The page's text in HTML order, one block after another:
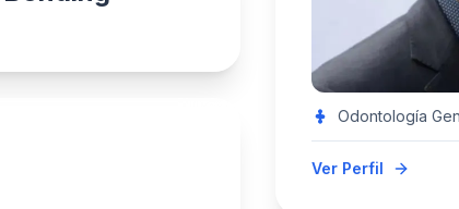
Odontología
Ver Perfil